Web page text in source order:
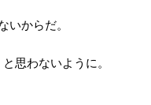
いからだ。
思わないように。